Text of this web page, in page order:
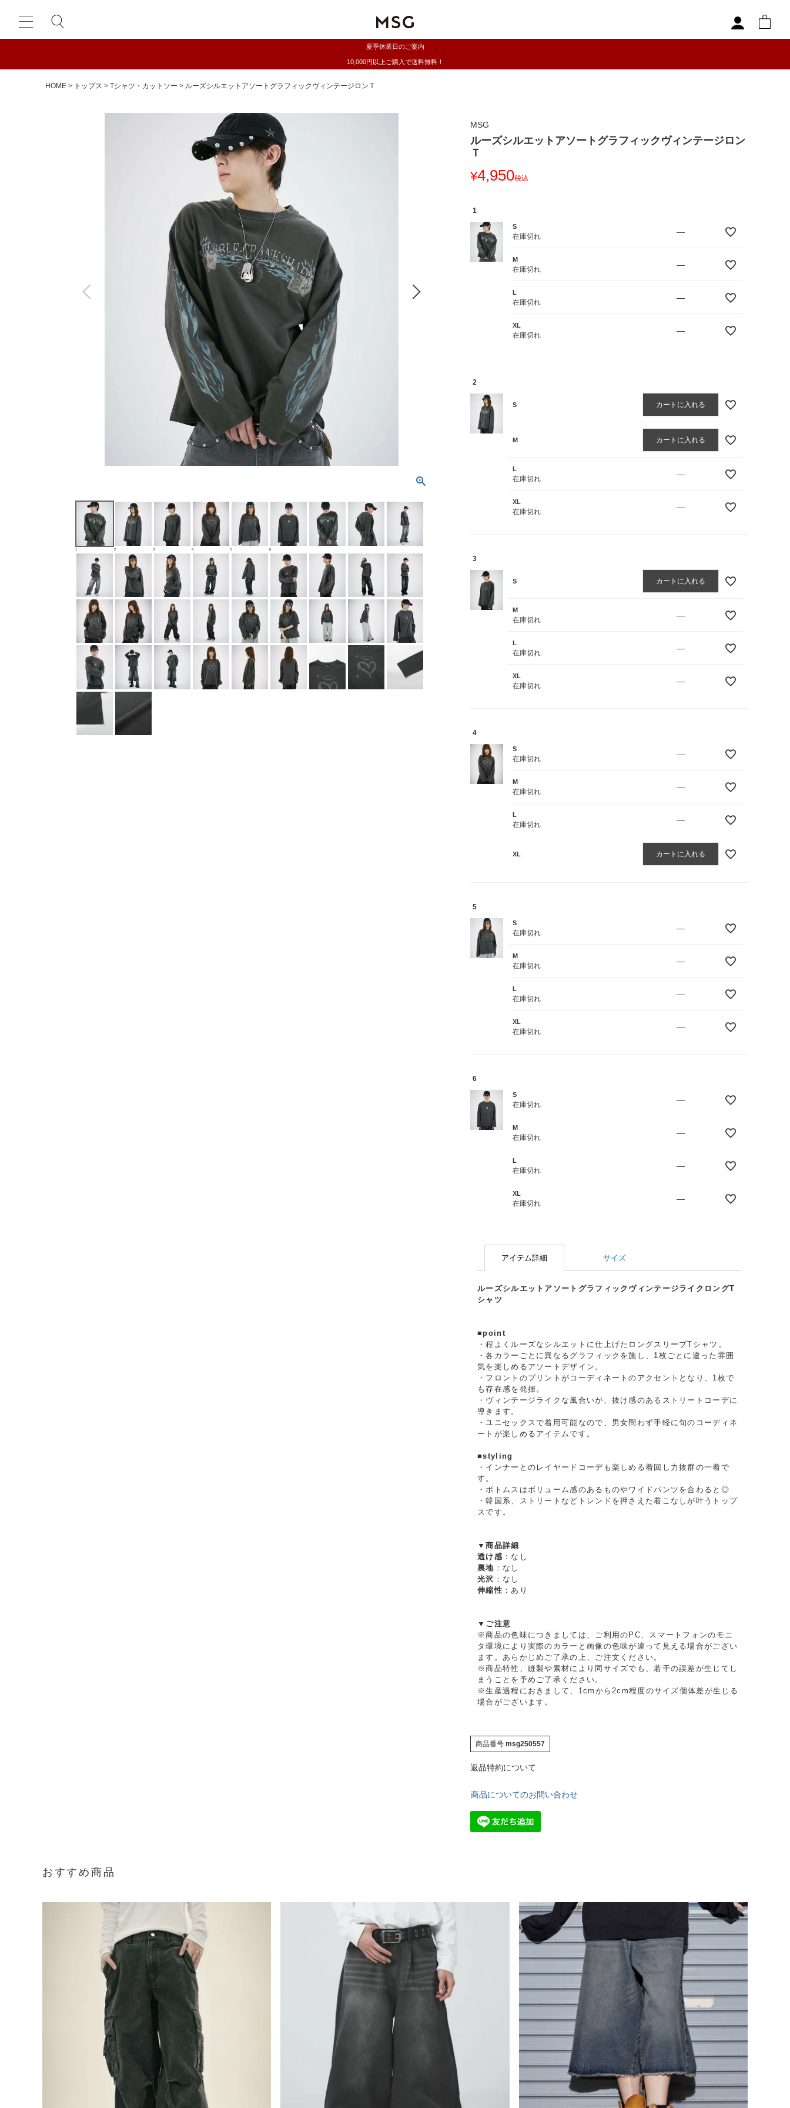
夏季休業日のご案内
10,000円以上ご購入で送料無料！
HOME トップス Tシャツ・カットソー ルーズシルエットアソートグラフィックヴィンテージロンＴ
1 2 3 4 5 6
MSG
ルーズシルエットアソートグラフィックヴィンテージロン
Ｔ
¥4,950税込
1
S
在庫切れ
—
M
在庫切れ
—
L
在庫切れ
—
XL
在庫切れ
—
2
S カートに入れる
M カートに入れる
L
在庫切れ
—
XL
在庫切れ
—
3
S カートに入れる
M
在庫切れ
—
L
在庫切れ
—
XL
在庫切れ
—
4
S
在庫切れ
—
M
在庫切れ
—
L
在庫切れ
—
XL カートに入れる
5
S
在庫切れ
—
M
在庫切れ
—
L
在庫切れ
—
XL
在庫切れ
—
6
S
在庫切れ
—
M
在庫切れ
—
L
在庫切れ
—
XL
在庫切れ
—
アイテム詳細 サイズ
ルーズシルエットアソートグラフィックヴィンテージライクロングT
シャツ
■point
・程よくルーズなシルエットに仕上げたロングスリーブTシャツ。
・各カラーごとに異なるグラフィックを施し、1枚ごとに違った雰囲
気を楽しめるアソートデザイン。
・フロントのプリントがコーディネートのアクセントとなり、1枚で
も存在感を発揮。
・ヴィンテージライクな風合いが、抜け感のあるストリートコーデに
導きます。
・ユニセックスで着用可能なので、男女問わず手軽に旬のコーディネ
ートが楽しめるアイテムです。
■styling
・インナーとのレイヤードコーデも楽しめる着回し力抜群の一着で
す。
・ボトムスはボリューム感のあるものやワイドパンツを合わると◎
・韓国系、ストリートなどトレンドを押さえた着こなしが叶うトップ
スです。
▼商品詳細
透け感 ：なし
裏地 ：なし
光沢 ：なし
伸縮性 ：あり
▼ご注意
※商品の色味につきましては、ご利用のPC、スマートフォンのモニ
タ環境により実際のカラーと画像の色味が違って見える場合がござい
ます。あらかじめご了承の上、ご注文ください。
※商品特性、縫製や素材により同サイズでも、若干の誤差が生じてし
まうことを予めご了承ください。
※生産過程におきまして、1cmから2cm程度のサイズ個体差が生じる
場合がございます。
商品番号 msg250557
返品特約について
商品についてのお問い合わせ
おすすめ商品